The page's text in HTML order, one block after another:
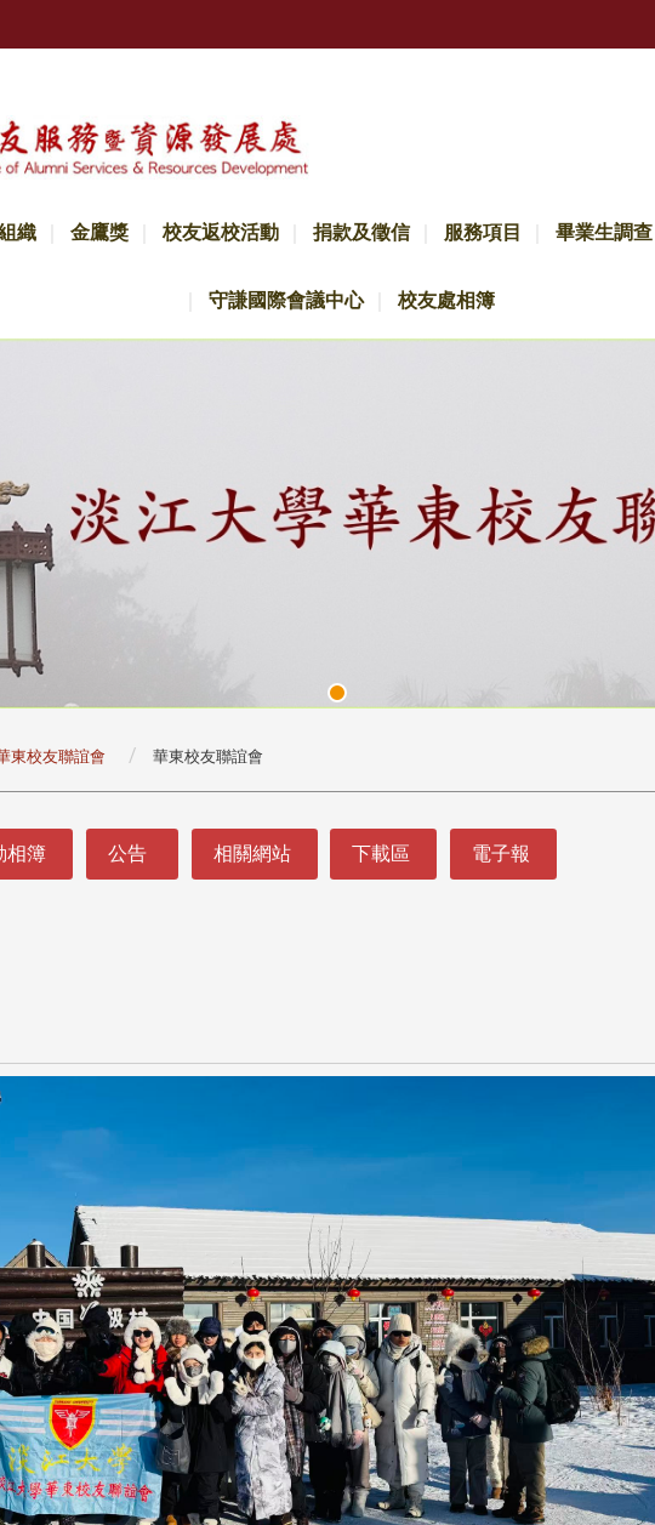
織 金鷹獎 校友返校活動 捐款及徵信 服務項目 畢業生調查
守謙國際會議中心 校友處相簿
東校友聯誼會 華東校友聯誼會
相簿 公告 相關網站 下載區 電子報
校友處
友感念
115年7月
年來深耕
友情 ...
校友處新任執行長武士戎上
淡江大學於115年7月30日(四)舉
辦布達暨單位主管交接典禮。115
學年度校友服務暨資源發展 ...
聘任許輝煌為校長 新聘范
本校校長葛煥昭將於今
月31日(五)任期屆滿。董事會
24日(三)下午5時 ...